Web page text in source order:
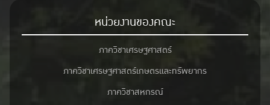
หน่วยงานของคณะ
ภาควิชาเศรษฐศาสตร์
ภาควิชาเศรษฐศาสตร์เกษตรและทรัพยากร
ภาควิชาสหกรณ์